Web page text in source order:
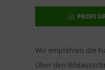
PROFI
Wir empfehlen die
Über den